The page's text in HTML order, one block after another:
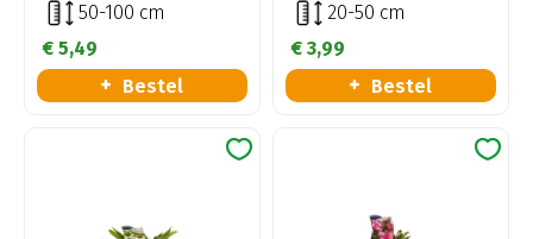
50-100 cm
€ 5,49
Bestel
20-50 cm
€ 3,99
Bestel